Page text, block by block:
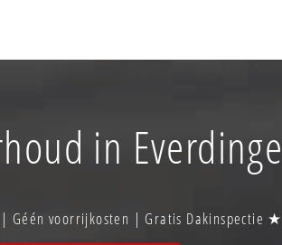
in
voorrijkosten | Gratis Dakinspectie ★